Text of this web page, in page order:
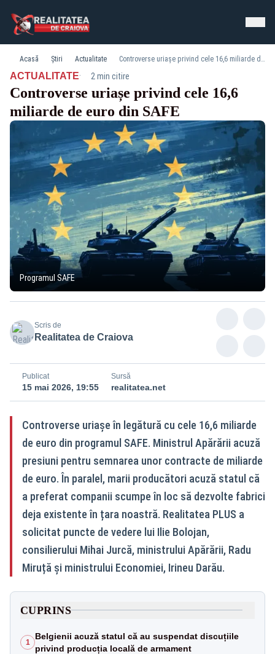
Acasă Știri Actualitate Controverse uriașe privind cele 16,6 miliarde de euro din SAFE
ACTUALITATE· 2 min citire
Controverse uriașe privind cele 16,6
miliarde de euro din SAFE
Programul SAFE
Scris de
Realitatea de Craiova
Publicat
15 mai 2026, 19:55
Sursă
realitatea.net
Controverse uriașe în legătură cu cele 16,6 miliarde
de euro din programul SAFE. Ministrul Apărării acuză
presiuni pentru semnarea unor contracte de miliarde
de euro. În paralel, marii producători acuză statul că
a preferat companii scumpe în loc să dezvolte fabrici
deja existente în țara noastră. Realitatea PLUS a
solicitat puncte de vedere lui Ilie Bolojan,
consilierului Mihai Jurcă, ministrului Apărării, Radu
Miruță și ministrului Economiei, Irineu Darău.
CUPRINS
1
Belgienii acuză statul că au suspendat discuțiile
privind producția locală de armament